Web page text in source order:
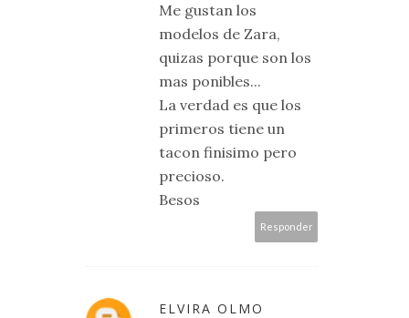
Me gustan los
modelos de Zara,
quizas porque son los
mas ponibles...
La verdad es que los
primeros tiene un
tacon finisimo pero
precioso.
Besos
Responder
ELVIRA OLMO